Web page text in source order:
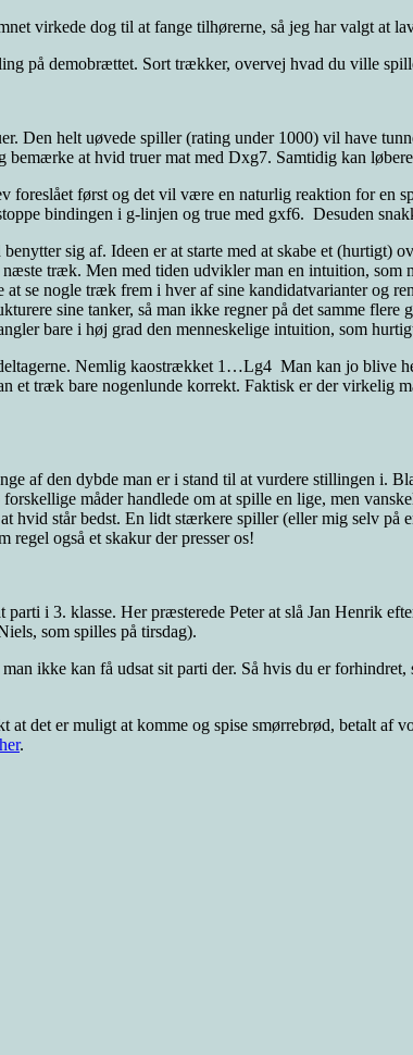
virkede dog til at fange tilhørerne, så jeg har valgt at
på demobrættet. Sort trækker, overvej hvad du ville
Den helt uøvede spiller (rating under 1000) vil have
at hvid truer mat med Dxg7. Samtidig kan
først og det vil være en naturlig reaktion for en
bindingen i g-linjen og true med gxf6. Desuden
sig af. Ideen er at starte med at skabe et
træk. Men med tiden udvikler man en intuition,
se nogle træk frem i hver af sine kandidatvarianter og
sine tanker, så man ikke regner på det samme
bare i høj grad den menneskelige intuition, som
Nemlig kaostrækket 1…Lg4 Man kan jo blive
et træk bare nogenlunde korrekt. Faktisk er der virkelig
af den dybde man er i stand til at vurdere stillingen i.
måder handlede om at spille en lige, men
hvid står bedst. En lidt stærkere spiller (eller mig selv
også et skakur der presser os!
i 3. klasse. Her præsterede Peter at slå Jan Henrik
som spilles på tirsdag).
man ikke kan få udsat sit parti der. Så hvis du er
at det er muligt at komme og spise smørrebrød, betalt af
.